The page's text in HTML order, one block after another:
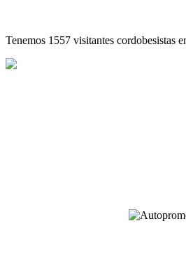
Tenemos 1557 visitantes cordobesistas